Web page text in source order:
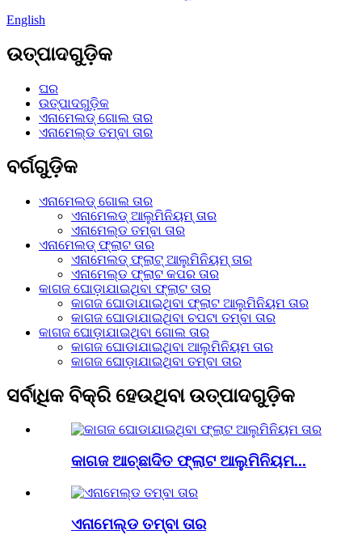
English
ଉତ୍ପାଦଗୁଡ଼ିକ
ଘର
ଉତ୍ପାଦଗୁଡ଼ିକ
ଏନାମେଲଡ୍ ଗୋଲ ତାର
ଏନାମେଲ୍ଡ ତମ୍ବା ତାର
ବର୍ଗଗୁଡ଼ିକ
ଏନାମେଲଡ୍ ଗୋଲ ତାର
ଏନାମେଲଡ୍ ଆଲୁମିନିୟମ୍ ତାର
ଏନାମେଲ୍ଡ ତମ୍ବା ତାର
ଏନାମେଲଡ୍ ଫ୍ଲାଟ ତାର
ଏନାମେଲଡ୍ ଫ୍ଲାଟ୍ ଆଲୁମିନିୟମ୍ ତାର
ଏନାମେଲ୍ଡ ଫ୍ଲାଟ କପର ତାର
କାଗଜ ଘୋଡ଼ାଯାଇଥିବା ଫ୍ଲାଟ ତାର
କାଗଜ ଘୋଡାଯାଇଥିବା ଫ୍ଲାଟ ଆଲୁମିନିୟମ ତାର
କାଗଜ ଘୋଡାଯାଇଥିବା ଚପଟା ତମ୍ବା ତାର
କାଗଜ ଘୋଡ଼ାଯାଇଥିବା ଗୋଲ ତାର
କାଗଜ ଘୋଡାଯାଇଥିବା ଆଲୁମିନିୟମ ତାର
କାଗଜ ଘୋଡ଼ାଯାଇଥିବା ତମ୍ବା ତାର
ସର୍ବାଧିକ ବିକ୍ରି ହେଉଥିବା ଉତ୍ପାଦଗୁଡ଼ିକ
କାଗଜ ଆଚ୍ଛାଦିତ ଫ୍ଲାଟ ଆଲୁମିନିୟମ...
ଏନାମେଲ୍ଡ ତମ୍ବା ତାର